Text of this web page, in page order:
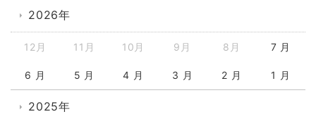
2026年
12月 11月 10月 9月 8月 7 月
6 月 5 月 4 月 3 月 2 月 1 月
2025年